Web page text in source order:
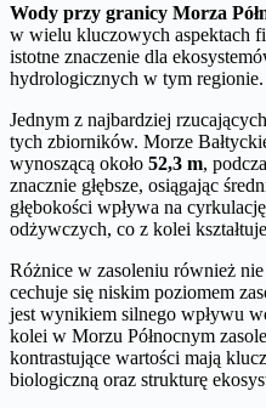
Wody przy granicy Morza
w wielu kluczowych aspektach
istotne znaczenie dla
hydrologicznych w tym regionie.
Jednym z najbardziej
tych zbiorników. Morze
wynoszącą około 52,3 m,
znacznie głębsze, osiągając
głębokości wpływa na
odżywczych, co z kolei
Różnice w zasoleniu również
cechuje się niskim poziomem
jest wynikiem silnego wpływu
kolei w Morzu Północnym
kontrastujące wartości mają
biologiczną oraz strukturę